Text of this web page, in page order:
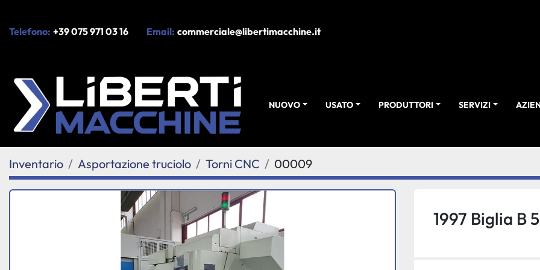
Telefono: +39 075 971 03 16 Email: commerciale@libertimacchine.it
NUOVO USATO PRODUTTORI SERVIZI
Inventario Asportazione truciolo Torni CNC 00009
1997 Biglia B